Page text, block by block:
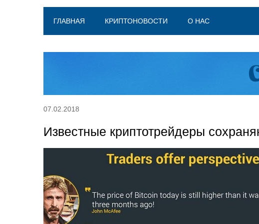
ГЛАВНАЯ КРИПТОНОВОСТИ О НАС
07.02.2018
Известные криптотрейдеры